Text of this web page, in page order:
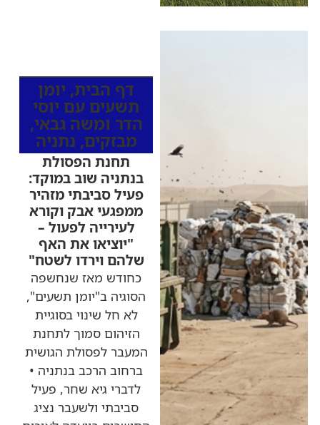
דף הבית, יומן
תשעים עם יוסי
הדר ומשה גבאי,
מבזקים, נתניה
תחנת הפסולת
בנתניה שוב במוקד:
פעיל סביבתי מזהיר
ממפגעי אבק וקורא
לעירייה לפעול –
"יוציאו את האף
שלהם וירדו לשטח"
כחודש מאז שנחשפה
הסוגיה ב"יומן תשעים",
לא חל שינוי בסוגיית
הזיהום סמוך לתחנת
המעבר לפסולת הגושית
ברחוב הרכב בנתניה •
לדברי גיא שחר, פעיל
סביבתי ולשעבר נציג